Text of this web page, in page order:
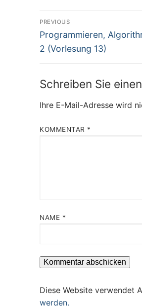
PREVIOUS
Previous
post:
Programmieren,
2 (Vorlesung 13)
Schreiben Sie
Ihre E-Mail-Adresse wird
KOMMENTAR *
NAME *
Diese Website verwendet
werden.